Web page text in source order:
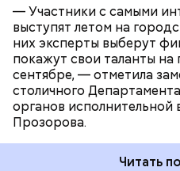
— Участники с самыми
выступят летом на
них эксперты выберут
покажут свои таланты на
сентябре, — отметила
столичного
органов исполнительной
Прозорова.
Читать
— В Можайском районе
жилье в новостройках
москвичей из полностью
Очаково-Матвеевском —
горожан, а в Филях-
В Солнцеве в
переехали свыше 2,8
реализации программы
безбарьерной среды для
прежде всего для людей
здоровья и пожилых